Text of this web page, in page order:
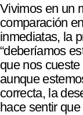
Vivimos en un
comparación
inmediatas, la
“deberíamos
que nos
aunque
correcta, la
hace sentir